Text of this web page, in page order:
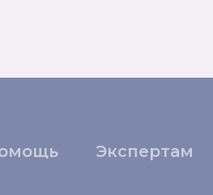
Экспертам